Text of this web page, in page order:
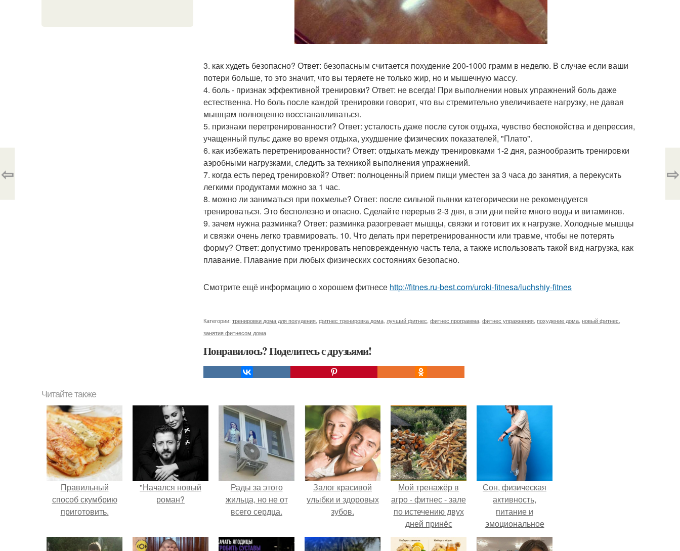
3. как худеть безопасно? Ответ: безопасным считается похудение 200-1000 грамм в неделю. В случае если ваши
потери больше, то это значит, что вы теряете не только жир, но и мышечную массу.
4. боль - признак эффективной тренировки? Ответ: не всегда! При выполнении новых упражнений боль даже
естественна. Но боль после каждой тренировки говорит, что вы стремительно увеличиваете нагрузку, не давая
мышцам полноценно восстанавливаться.
5. признаки перетренированности? Ответ: усталость даже после суток отдыха, чувство беспокойства и депрессия,
учащенный пульс даже во время отдыха, ухудшение физических показателей, "Плато".
6. как избежать перетренированности? Ответ: отдыхать между тренировками 1-2 дня, разнообразить тренировки
аэробными нагрузками, следить за техникой выполнения упражнений.
7. когда есть перед тренировкой? Ответ: полноценный прием пищи уместен за 3 часа до занятия, а перекусить
легкими продуктами можно за 1 час.
8. можно ли заниматься при похмелье? Ответ: после сильной пьянки категорически не рекомендуется
тренироваться. Это бесполезно и опасно. Сделайте перерыв 2-3 дня, в эти дни пейте много воды и витаминов.
9. зачем нужна разминка? Ответ: разминка разогревает мышцы, связки и готовит их к нагрузке. Холодные мышцы
и связки очень легко травмировать. 10. Что делать при перетренированности или травме, чтобы не потерять
форму? Ответ: допустимо тренировать неповрежденную часть тела, а также использовать такой вид нагрузка, как
плавание. Плавание при любых физических состояниях безопасно.
Смотрите ещё информацию о хорошем фитнесе http://fitnes.ru-best.com/uroki-fitnesa/luchshiy-fitnes
Категории: тренировки дома для похудения фитнес тренировка дома лучший фитнес фитнес программа фитнес упражнения похудение дома новый фитнес
занятия фитнесом дома
Понравилось? Поделитесь с друзьями!
⇦ ⇨
Читайте также
Правильный
способ скумбрию
приготовить.
"Начался новый
роман?
Рады за этого
жильца, но не от
всего сердца.
Залог красивой
улыбки и здоровых
зубов.
Мой тренажёр в
агро - фитнес - зале
по истечению двух
дней принёс
ощутимый
результат.
Сон, физическая
активность,
питание и
эмоциональное
состояние!